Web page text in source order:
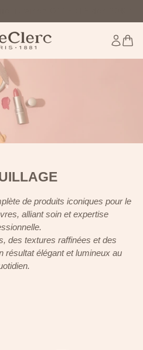
de produits iconiques pour le
alliant soin et expertise
des textures raffinées et des
résultat élégant et lumineux au